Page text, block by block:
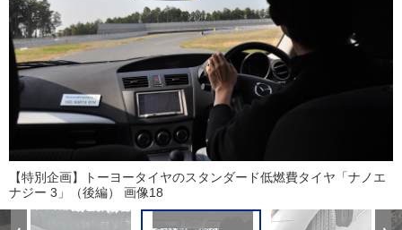
【特別企画】トーヨータイヤのスタンダード低燃費タイヤ「ナノエ
ナジー 3」（後編） 画像18